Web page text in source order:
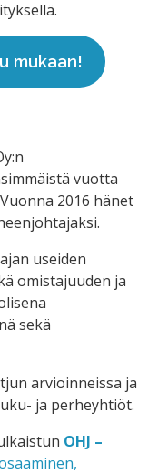
mukaan!
vuotta
2016 hänet
useiden
omistajuuden ja
sekä
arvioinneissa ja
ja perheyhtiöt.
OHJ –